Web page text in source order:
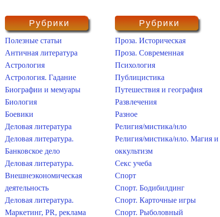
Рубрики
Полезные статьи
Античная литература
Астрология
Астрология. Гадание
Биографии и мемуары
Биология
Боевики
Деловая литература
Деловая литература.
Банковское дело
Деловая литература.
Внешнеэкономическая
деятельность
Деловая литература.
Маркетинг, PR, реклама
Рубрики
Проза. Историческая
Проза. Современная
Психология
Публицистика
Путешествия и география
Развлечения
Разное
Религия/мистика/нло
Религия/мистика/нло. Магия и
оккультизм
Секс учеба
Спорт
Спорт. Бодибилдинг
Спорт. Карточные игры
Спорт. Рыболовный